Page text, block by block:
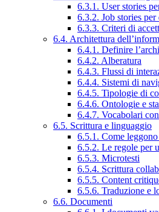
6.3.1. User stories
6.3.2. Job stories
6.3.3. Criteri di
6.4. Architettura
6.4.1. Definire
6.4.2. Alberatura
6.4.3. Flussi di
6.4.4. Sistemi di
6.4.5. Tipologie di
6.4.6. Ontologie e
6.4.7. Vocabolari
6.5. Scrittura e linguaggio
6.5.1. Come
6.5.2. Le regole per
6.5.3. Microtesti
6.5.4. Scrittura
6.5.5. Content
6.5.6. Traduzione e
6.6. Documenti